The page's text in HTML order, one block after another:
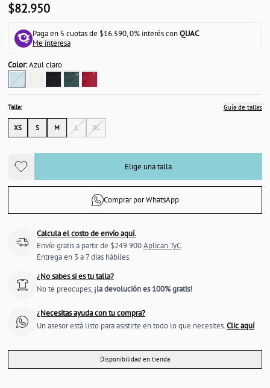
$82.950
Paga en 5 cuotas de $16.590, 0% interés conQUAC.
Me interesa
Color:Azul claro
Talla: Guía de tallas
XS S M L XL
Elige una talla
Comprar por WhatsApp
Calcula el costo de envío aquí.
Envío gratis a partir de $249.900Aplican TyC.
Entrega en 3 a 7 días hábiles.
¿No sabes si es tu talla?
No te preocupes, ¡la devolución es 100% gratis!
¿Necesitas ayuda con tu compra?
Un asesor está listo para asistirte en todo lo que necesites.Clic aquí
Disponibilidad en tienda